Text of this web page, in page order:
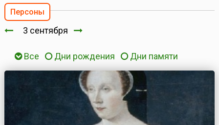
Персоны
3 сентября
Все Дни рождения Дни памяти